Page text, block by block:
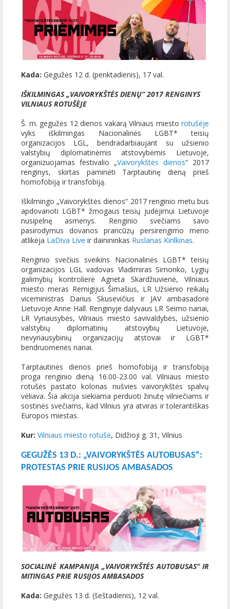
Kada: Gegužės 12 d. (penktadienis), 17 val.
IŠKILMINGAS „VAIVORYKŠTĖS DIENŲ“ 2017 RENGINYS
VILNIAUS ROTUŠĖJE
Š. m. gegužės 12 dienos vakarą Vilniaus miesto rotušėje
vyks iškilmingas Nacionalinės LGBT* teisių
organizacijos LGL, bendradarbiaujant su užsienio
valstybių diplomatinėmis atstovybėmis Lietuvoje,
organizuojamas festivalio „Vaivorykštės dienos“ 2017
renginys, skirtas paminėti Tarptautinę dieną prieš
homofobiją ir transfobiją.
Iškilmingo „Vaivorykštės dienos“ 2017 renginio metu bus
apdovanoti LGBT* žmogaus teisių judėjimui Lietuvoje
nusipelnę asmenys. Renginio svečiams savo
pasirodymus dovanos prancūzų persirengimo meno
atlikėja LaDiva Live ir dainininkas Ruslanas Kirilkinas.
Renginio svečius sveikins Nacionalinės LGBT* teisių
organizacijos LGL vadovas Vladimiras Simonko, Lygių
galimybių kontrolierė Agneta Skardžiuvienė, Vilniaus
miesto meras Remigijus Šimašius, LR Užsienio reikalų
viceministras Darius Skusevičius ir JAV ambasadorė
Lietuvoje Anne Hall. Renginyje dalyvaus LR Seimo nariai,
LR Vyriausybės, Vilniaus miesto savivaldybės, užsienio
valstybių diplomatinių atstovybių Lietuvoje,
nevyriausybinių organizacijų atstovai ir LGBT*
bendruomenės nariai.
Tarptautinės dienos prieš homofobiją ir transfobiją
proga renginio dieną 16.00-23.00 val. Vilniaus miesto
rotušės pastato kolonas nušvies vaivorykštės spalvų
vėliava. Šia akcija siekiama perduoti žinutę vilniečiams ir
sostinės svečiams, kad Vilnius yra atviras ir tolerantiškas
Europos miestas.
Kur: Vilniaus miesto rotušė, Didžioji g. 31, Vilnius
GEGUŽĖS 13 D.: „VAIVORYKŠTĖS AUTOBUSAS“:
PROTESTAS PRIE RUSIJOS AMBASADOS
SOCIALINĖ KAMPANIJA „VAIVORYKŠTĖS AUTOBUSAS“ IR
MITINGAS PRIE RUSIJOS AMBASADOS
Kada: Gegužės 13 d. (šeštadienis), 12 val.